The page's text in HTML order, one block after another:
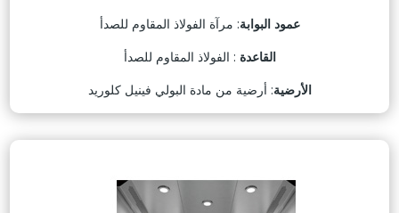
عمود البوابة: مرآة الفولاذ المقاوم للصدأ
القاعدة : الفولاذ المقاوم للصدأ
الأرضية: أرضية من مادة البولي فينيل كلوريد